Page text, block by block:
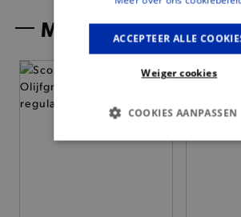
Misschien is dit iets
— 50% *
ACCEPTEER ALLE
Weiger cookies
COOKIES AANPASSEN
BASIS COOKIES